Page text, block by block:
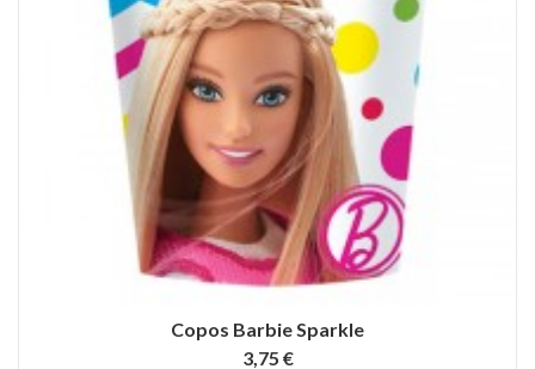
Copos Barbie Sparkle
3,75 €